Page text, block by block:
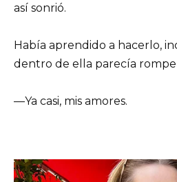
así sonrió.
Había aprendido a hacerlo,
dentro de ella parecía
—Ya casi, mis amores.